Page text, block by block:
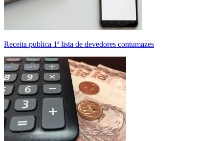
Receita publica 1ª lista de devedores contumazes